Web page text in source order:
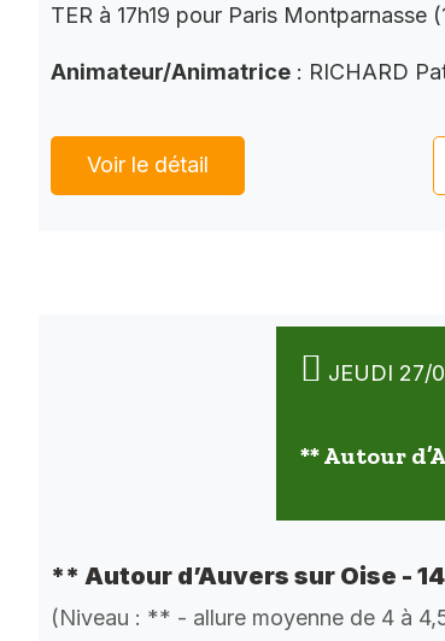
TER à 17h19 pour Paris Montparnasse
Animateur/Animatrice : RICHARD
Voir le détail
JEUDI 27/
** Autour
** Autour d’Auvers sur Oise -
(Niveau : ** - allure moyenne de 4 à